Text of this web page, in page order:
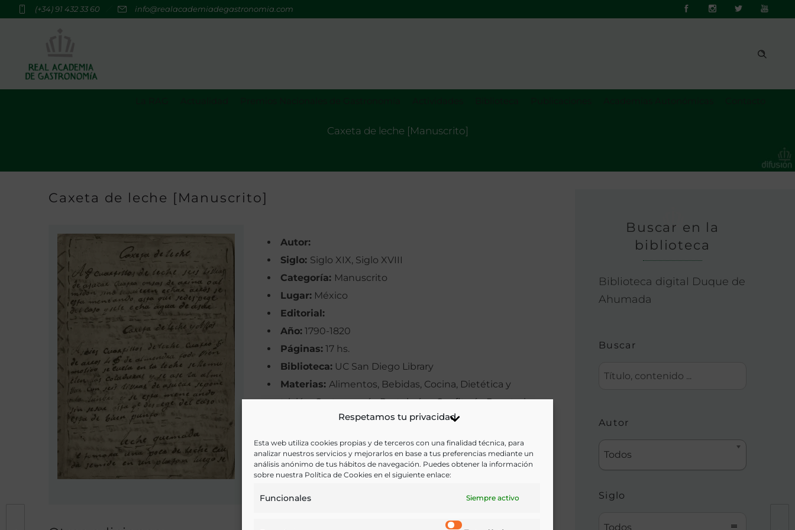
Respetamos tu privacidad
Esta web utiliza cookies propias y de terceros con una finalidad técnica, para
analizar nuestros servicios y mejorarlos en base a tus preferencias mediante un
análisis anónimo de tus hábitos de navegación. Puedes obtener la información
sobre nuestra Política de Cookies en el siguiente enlace:
Funcionales Siempre activo
(+34) 91 432 33 60 info@realacademiadegastronomia.com
Caxeta de leche [Manuscrito]
Caxeta de leche [Manuscrito]
Autor:
Siglo: Siglo XIX, Siglo XVIII
Categoría: Manuscrito
Lugar: México
Editorial:
Año: 1790-1820
Páginas: 17 hs.
Biblioteca: UC San Diego Library
Materias: Alimentos, Bebidas, Cocina, Dietética y
nutrición, Gastronomía, Pastelería y Confitería, Recetarios
Palabras clave:Cocina mexicana, Dulcería, Leche,
Manuscritos, Recetas
Idioma:Castellano
Buscar en la
biblioteca
Biblioteca digital Duque de
Ahumada
Buscar
Autor
Todos
Siglo
Todos